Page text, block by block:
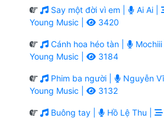
Say một đời vì em | Ai Ai |
Young Music |
3420
Cánh hoa héo tàn | Mochiii
Young Music |
3184
Phim ba người | Nguyễn
Young Music |
3132
Buông tay | Hồ Lệ Thu |